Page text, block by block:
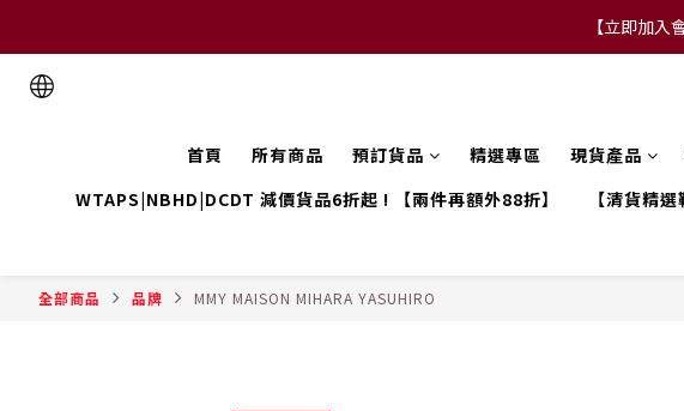
【
【立即加入
首頁 所有商品 預訂貨品 精選專區 現貨產品
WTAPS|NBHD|DCDT 減價貨品6折起 ! 【兩件再額外88折】
【清貨精
全部商品 品牌 MMY MAISON MIHARA YASUHIRO